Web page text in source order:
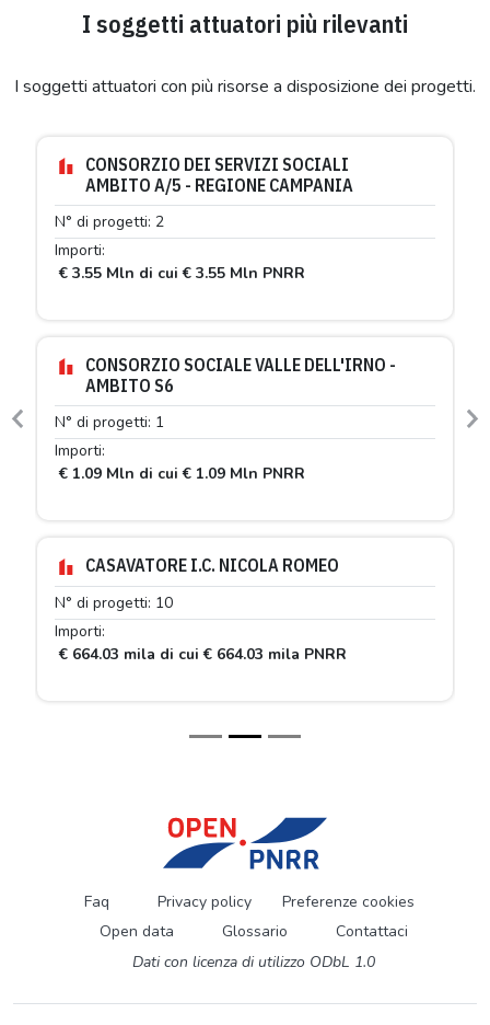
I soggetti attuatori più rilevanti
I soggetti attuatori con più risorse a disposizione dei progetti.
CONSORZIO DEI SERVIZI SOCIALI
AMBITO A/5 - REGIONE CAMPANIA
N° di progetti: 2
Importi:
€ 3.55 Mln di cui € 3.55 Mln PNRR
CONSORZIO SOCIALE VALLE DELL'IRNO -
AMBITO S6
N° di progetti: 1
Importi:
€ 1.09 Mln di cui € 1.09 Mln PNRR
CASAVATORE I.C. NICOLA ROMEO
N° di progetti: 10
Importi:
€ 664.03 mila di cui € 664.03 mila PNRR
Previous
Faq Privacy policy
Preferenze cookies
Open data
Glossario
Contattaci
Dati con licenza di utilizzo ODbL 1.0